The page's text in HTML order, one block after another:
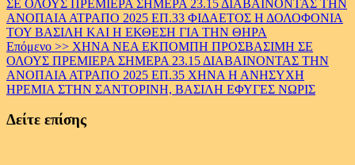
Reading
ΣΕ ΟΛΟΥΣ ΠΡΕΜΙΕΡΑ ΣΗΜΕΡΑ 23.15 ΔΙΑΒΑΙΝΟΝΤΑΣ ΤΗΝ
ΑΝΟΠΑΙΑ ΑΤΡΑΠΟ 2025 ΕΠ.33 ΦΙΔΑΕΤΟΣ Η ΔΟΛΟΦΟΝΙΑ
ΤΟΥ ΒΑΣΙΛΗ ΚΑΙ Η ΕΚΘΕΣΗ ΓΙΑ ΤΗΝ ΘΗΡΑ
Επόμενο >> ΧΗΝΑ ΝΕΑ ΕΚΠΟΜΠΗ ΠΡΟΣΒΑΣΙΜΗ ΣΕ
ΟΛΟΥΣ ΠΡΕΜΙΕΡΑ ΣΗΜΕΡΑ 23.15 ΔΙΑΒΑΙΝΟΝΤΑΣ ΤΗΝ
ΑΝΟΠΑΙΑ ΑΤΡΑΠΟ 2025 ΕΠ.35 ΧΗΝΑ Η ΑΝΗΣΥΧΗ
ΗΡΕΜΙΑ ΣΤΗΝ ΣΑΝΤΟΡΙΝΗ, ΒΑΣΙΛΗ ΕΦΥΓΕΣ ΝΩΡΙΣ
Δείτε επίσης